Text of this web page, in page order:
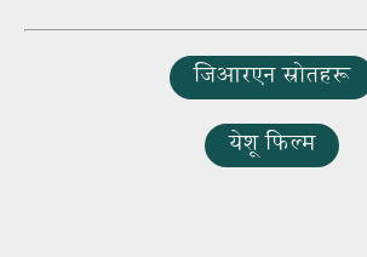
जिआरएन स्रोतहरू
येशू फिल्म